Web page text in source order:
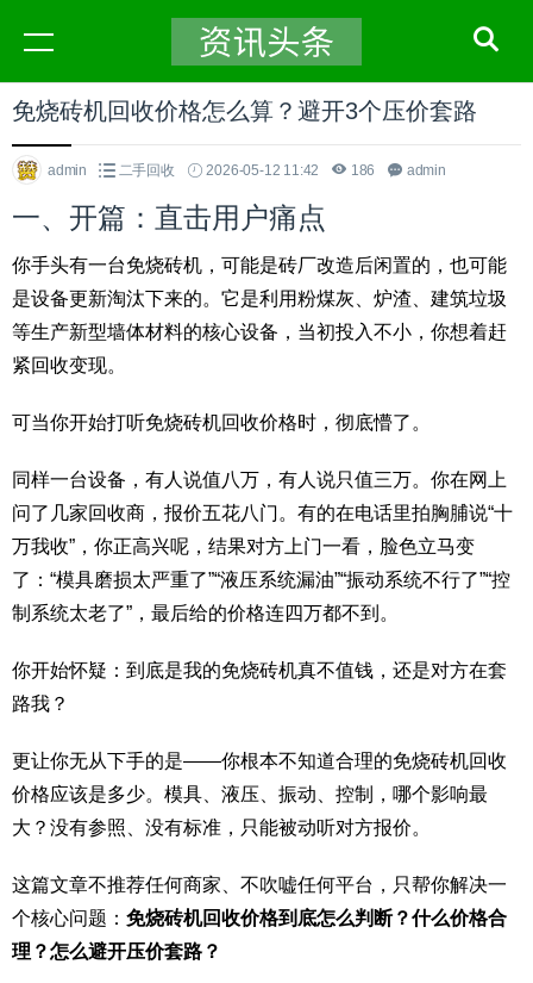
免烧砖机回收价格怎么算？避开3个压价套路
admin 二手回收 2026-05-12 11:42 186 admin
一、开篇：直击用户痛点
你手头有一台免烧砖机，可能是砖厂改造后闲置的，也可能
是设备更新淘汰下来的。它是利用粉煤灰、炉渣、建筑垃圾
等生产新型墙体材料的核心设备，当初投入不小，你想着赶
紧回收变现。
可当你开始打听免烧砖机回收价格时，彻底懵了。
同样一台设备，有人说值八万，有人说只值三万。你在网上
问了几家回收商，报价五花八门。有的在电话里拍胸脯说“十
万我收”，你正高兴呢，结果对方上门一看，脸色立马变
了：“模具磨损太严重了”“液压系统漏油”“振动系统不行了”“控
制系统太老了”，最后给的价格连四万都不到。
你开始怀疑：到底是我的免烧砖机真不值钱，还是对方在套
路我？
更让你无从下手的是——你根本不知道合理的免烧砖机回收
价格应该是多少。模具、液压、振动、控制，哪个影响最
大？没有参照、没有标准，只能被动听对方报价。
这篇文章不推荐任何商家、不吹嘘任何平台，只帮你解决一
个核心问题： 免烧砖机回收价格到底怎么判断？什么价格合
理？怎么避开压价套路？